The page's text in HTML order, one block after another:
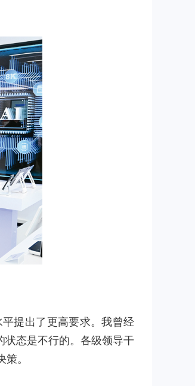
提出了更高要求。我曾经
状态是不行的。各级领导干
。